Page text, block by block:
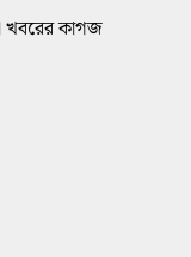
খবরের কাগজ